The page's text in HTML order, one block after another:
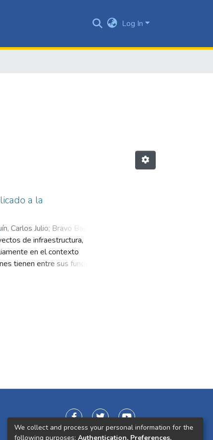
Log In
a la
Carlos Julio; Bravo Bastidas,
;Calderón Sotero, Jaime
de infraestructura,
en el contexto
tienen entre sus funciones
de la competitividad de las
(O), Costo (C) y Riesgo (R),
y selección de los
un caso de estudio
We collect and process your personal information for the
following purposes: Authentication, Preferences,